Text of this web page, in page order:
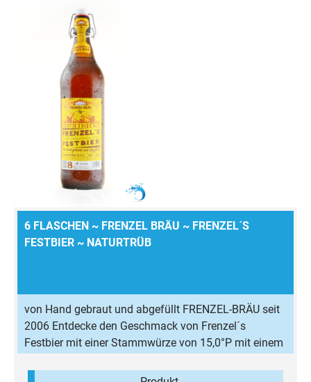
Zutaten: Wasser, Gerstenmalz, Hopfen, untergärige
6 FLASCHEN ~ FRENZEL BRÄU ~ FRENZEL´S
FESTBIER ~ NATURTRÜB
von Hand gebraut und abgefüllt FRENZEL-BRÄU seit
2006 Entdecke den Geschmack von Frenzel´s
Festbier mit einer Stammwürze von 15,0°P mit einem
untergäriges Vollbier gehaltvollen Geschmacks.